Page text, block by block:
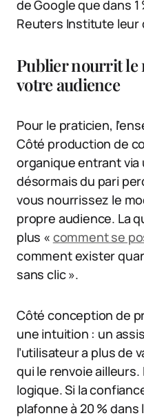
de Google que dans
Reuters Institute
Publier nourrit le
votre audience
Pour le praticien,
Côté production de
organique entrant
désormais du pari
vous nourrissez le
propre audience. La
plus « comment se
comment exister
sans clic ».
Côté conception de
une intuition : un
l’utilisateur a plus de
qui le renvoie
logique. Si la
plafonne à 20 %